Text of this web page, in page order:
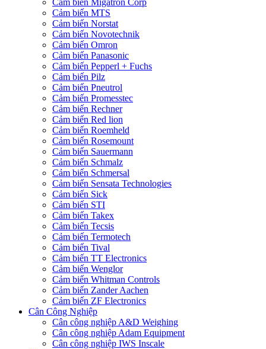
Cảm biến MTS
Cảm biến Norstat
Cảm biến Novotechnik
Cảm biến Omron
Cảm biến Panasonic
Cảm biến Pepperl + Fuchs
Cảm biến Pilz
Cảm biến Pneutrol
Cảm biến Promesstec
Cảm biến Rechner
Cảm biến Red lion
Cảm biến Roemheld
Cảm biến Rosemount
Cảm biến Sauermann
Cảm biến Schmalz
Cảm biến Schmersal
Cảm biến Sensata Technologies
Cảm biến Sick
Cảm biến STI
Cảm biến Takex
Cảm biến Tecsis
Cảm biến Termotech
Cảm biến Tival
Cảm biến TT Electronics
Cảm biến Wenglor
Cảm biến Whitman Controls
Cảm biến Zander Aachen
Cảm biến ZF Electronics
Cân Công Nghiệp
Cân công nghiệp A&D Weighing
Cân công nghiệp Adam Equipment
Cân công nghiệp IWS Inscale